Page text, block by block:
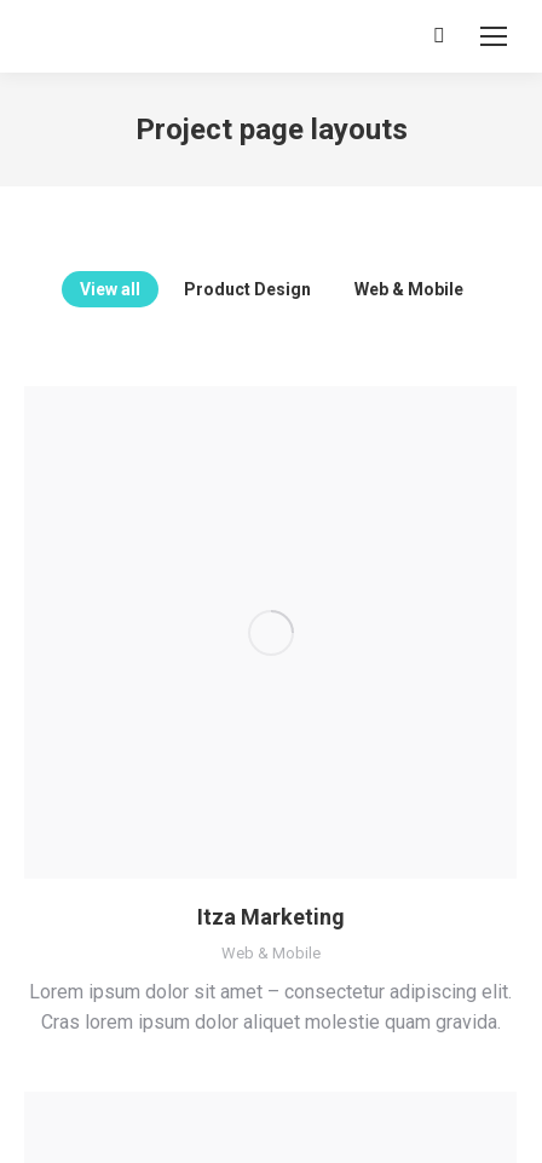
Search:
Project page layouts
View all Product Design Web & Mobile
Itza Marketing
Web & Mobile
Lorem ipsum dolor sit amet – consectetur adipiscing elit.
Cras lorem ipsum dolor aliquet molestie quam gravida.